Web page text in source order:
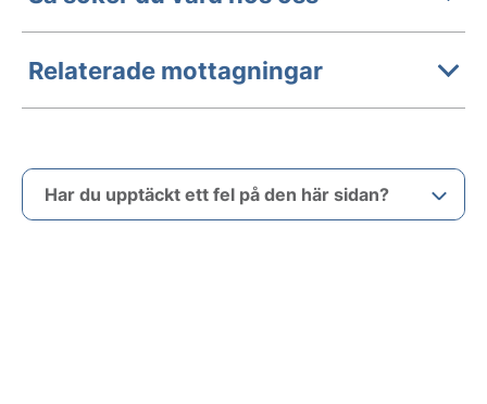
Relaterade mottagningar
Har du upptäckt ett fel på den här sidan?